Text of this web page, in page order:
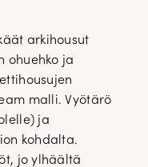
arkihousut
ohuehko ja
malli. Vyötärö
ja
kohdalta.
jo ylhäältä